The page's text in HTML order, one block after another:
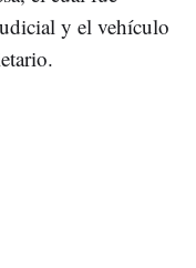
y el vehículo